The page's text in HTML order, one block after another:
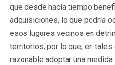
que desde hacía tiempo
adquisiciones, lo que podría
esos lugares vecinos en
territorios, por lo que, en tales
razonable adoptar una